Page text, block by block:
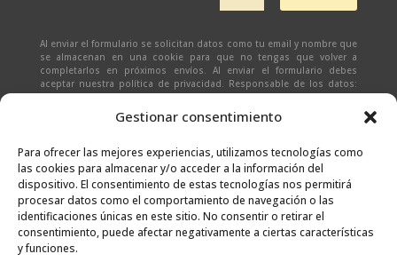
Gestionar consentimiento
Para ofrecer las mejores experiencias, utilizamos tecnologías como
las cookies para almacenar y/o acceder a la información del
dispositivo. El consentimiento de estas tecnologías nos permitirá
procesar datos como el comportamiento de navegación o las
identificaciones únicas en este sitio. No consentir o retirar el
consentimiento, puede afectar negativamente a ciertas características
y funciones.
Al enviar el formulario se solicitan datos como tu email y nombre que
se almacenan en una cookie para que no tengas que volver a
completarlos en próximos envíos. Al enviar el formulario debes
aceptar nuestra política de privacidad. Responsable de los datos:
Ivan Zabalza | Finalidad: responder a solicitudes del formulario |
Legitimación: Tu consentimiento expreso | Destinatario:
(datos almacenados sólo en cliente email) | Derechos: Tienes
y olvido de tus datos.